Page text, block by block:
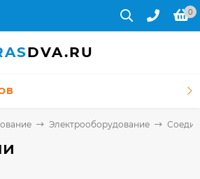
0
DVA.RU
Электрооборудование